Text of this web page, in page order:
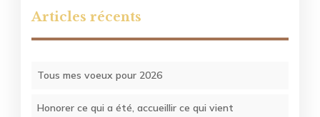
Articles récents
Tous mes voeux pour 2026
Honorer ce qui a été, accueillir ce qui vient